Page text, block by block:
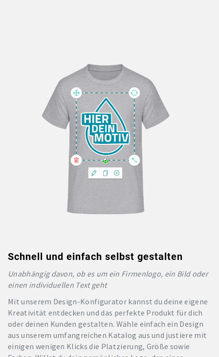
Schnell und einfach selbst gestalten
Unabhängig davon, ob es um ein Firmenlogo, ein Bild oder
einen individuellen Text geht
Mit unserem Design-Konfigurator kannst du deine eigene
Kreativität entdecken und das perfekte Produkt für dich
oder deinen Kunden gestalten. Wähle einfach ein Design
aus unserem umfangreichen Katalog aus und justiere mit
einigen wenigen Klicks die Platzierung, Größe sowie